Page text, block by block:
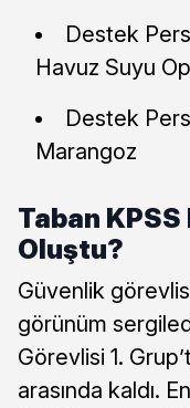
Destek
Havuz Suyu
Destek
Marangoz
Taban KPSS
Oluştu?
Güvenlik
görünüm
Görevlisi 1.
arasında kaldı.